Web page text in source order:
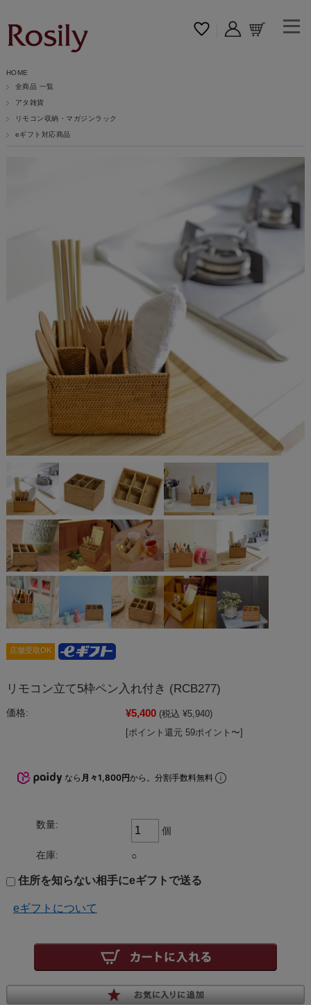
HOME
全商品 一覧
アタ雑貨
リモコン収納・マガジンラック
eギフト対応商品
店舗受取OK
リモコン立て5枠ペン入れ付き (RCB277)
価格: ¥5,400 (税込 ¥5,940)
[ポイント還元 59ポイント〜]
なら 月々1,800円から。分割手数料無料
数量:
個
在庫: ○
住所を知らない相手にeギフトで送る
eギフトについて